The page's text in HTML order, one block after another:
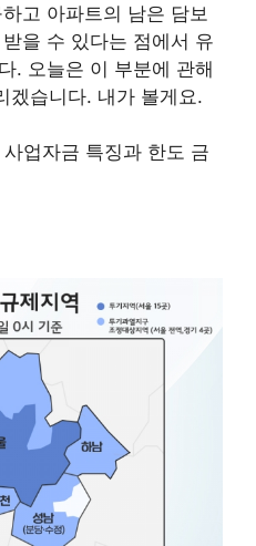
고 아파트의 남은 담보
을 수 있다는 점에서 유
. 오늘은 이 부분에 관해
겠습니다. 내가 볼게요.